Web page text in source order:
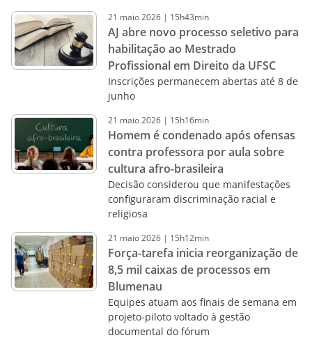
21 maio2026 | 15h43min
AJ abre novo processo seletivo para
habilitação ao Mestrado
Profissional em Direito da UFSC
Inscrições permanecem abertas até 8 de
junho
21 maio2026 | 15h16min
Homem é condenado após ofensas
contra professora por aula sobre
cultura afro-brasileira
Decisão considerou que manifestações
configuraram discriminação racial e
religiosa
21 maio2026 | 15h12min
Força-tarefa inicia reorganização de
8,5 mil caixas de processos em
Blumenau
Equipes atuam aos finais de semana em
projeto-piloto voltado à gestão
documental do fórum